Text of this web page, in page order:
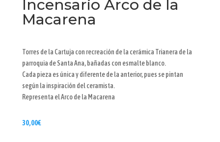
Incensario Arco de la
Macarena
Torres de la Cartuja con recreación de la cerámica Trianera de la
parroquia de Santa Ana, bañadas con esmalte blanco.
Cada pieza es única y diferente de la anterior, pues se pintan
según la inspiración del ceramista.
Representa el Arco de la Macarena
30,00€